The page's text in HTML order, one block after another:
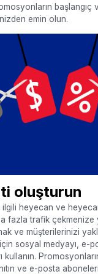
başlangıç
emin olun.
oluşturun
ilgili heyecan ve
fazla trafik çekmenize
ve müşterilerinizi
sosyal medyayı, e-
ve e-posta